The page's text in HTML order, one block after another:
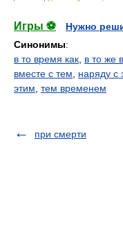
Игры ⚽
Нужно
Синонимы:
в то время как в то же
вместе с тем
наряду с
этим тем временем
при смерти